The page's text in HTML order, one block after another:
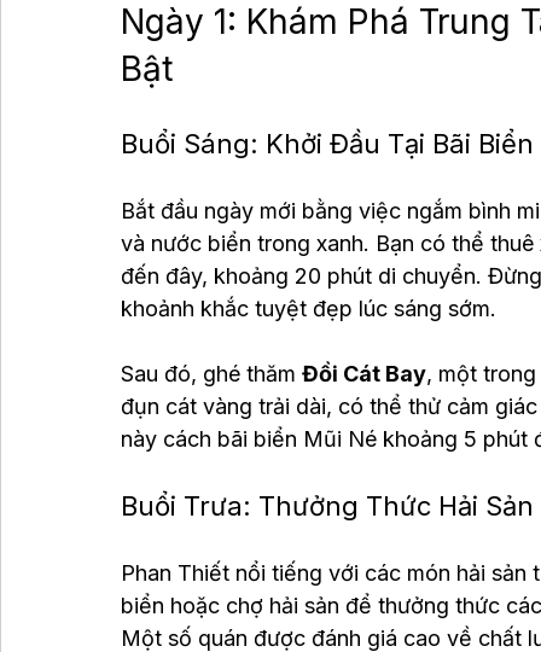
Ngày 1: Khám Phá Trung
Bật
Buổi Sáng: Khởi Đầu Tại Bãi
Bắt đầu ngày mới bằng việc ngắm bình
và nước biển trong xanh. Bạn có thể
đến đây, khoảng 20 phút di chuyển.
khoảnh khắc tuyệt đẹp lúc sáng sớm.
Sau đó, ghé thăm Đồi Cát Bay, một
đụn cát vàng trải dài, có thể thử cảm
này cách bãi biển Mũi Né khoảng 5 phút
Buổi Trưa: Thưởng Thức Hải
Phan Thiết nổi tiếng với các món hải
biển hoặc chợ hải sản để thưởng thức
Một số quán được đánh giá cao về chất